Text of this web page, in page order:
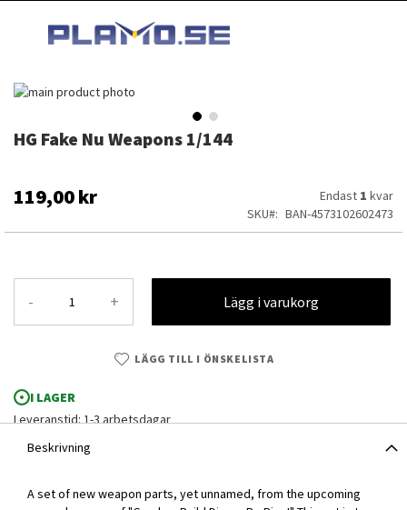
INNEHÅLLET
HG Fake Nu Weapons 1/144
119,00 kr Endast 1 kvar
SKU
BAN-4573102602473
- + Lägg i varukorg
LÄGG TILL I ÖNSKELISTA
I LAGER
Leveranstid: 1-3 arbetsdagar
Hoppa
av
Hoppa
av
bildgalleriet
Beskrivning
A set of new weapon parts, yet unnamed, from the upcoming